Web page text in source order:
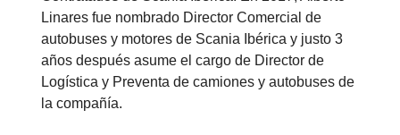
Linares fue nombrado Director Comercial de
autobuses y motores de Scania Ibérica y justo 3
años después asume el cargo de Director de
Logística y Preventa de camiones y autobuses de
la compañía.